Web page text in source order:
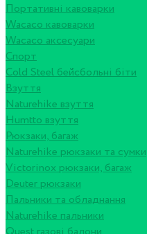
Портативні кавоварки
Wacaco кавоварки
Wacaco аксесуари
Спорт
Cold Steel бейсбольні біти
Взуття
Naturehike взуття
Humtto взуття
Рюкзаки, багаж
Naturehike рюкзаки та сумки
Victorinox рюкзаки, багаж
Deuter рюкзаки
Пальники та обладнання
Naturehike пальники